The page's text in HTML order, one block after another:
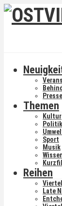
Themen
Kultur
Politik
Sport
Musik
Reihen
Late